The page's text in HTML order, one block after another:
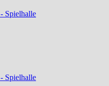
Spielhalle
Spielhalle